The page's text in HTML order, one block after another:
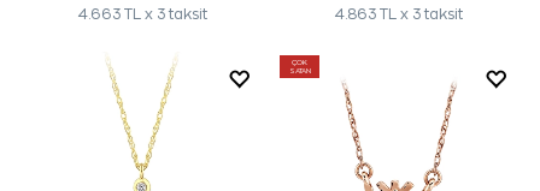
4.663 TL x 3 taksit 4.863 TL x 3 taksit
ÇOK
SATAN